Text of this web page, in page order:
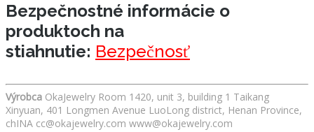
Bezpečnostné informácie o
produktoch na
stiahnutie: Bezpečnosť
Výrobca OkaJewelry Room 1420, unit 3, building 1 Taikang
Xinyuan, 401 Longmen Avenue LuoLong district, Henan Province,
chINA cc@okajewelry.com www@okajewelry.com